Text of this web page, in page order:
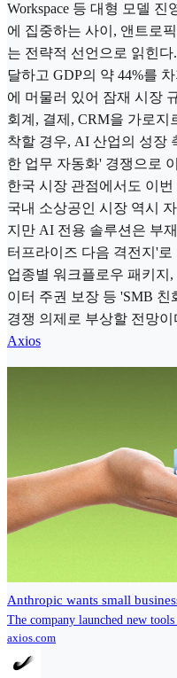
Workspace 등 대형 모델
에 집중하는 사이, 앤트로
는 전략적 선언으로 읽힌다
달하고 GDP의 약 44%를
에 머물러 있어 잠재 시장
회계, 결제, CRM을 가로
착할 경우, AI 산업의 성장
한 업무 자동화' 경쟁으로
한국 시장 관점에서도 이
국내 소상공인 시장 역시
지만 AI 전용 솔루션은 부
터프라이즈 다음 격전지'
업종별 워크플로우 패키지,
이터 주권 보장 등 'SMB
경쟁 의제로 부상할 전망이
Axios
Anthropic wants small
The company launched new tools
axios.com